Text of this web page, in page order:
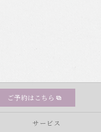
ご予約はこちら
サービス